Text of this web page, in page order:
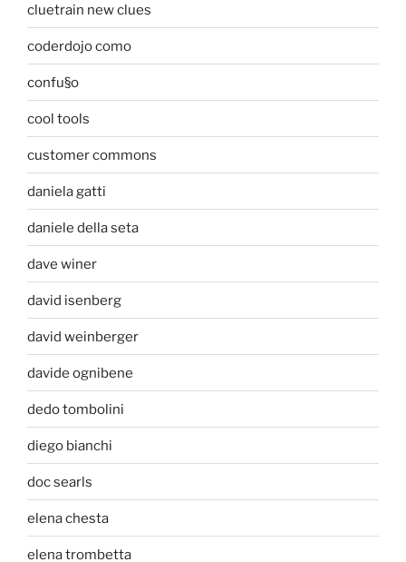
cluetrain new clues
coderdojo como
confu§o
cool tools
customer commons
daniela gatti
daniele della seta
dave winer
david isenberg
david weinberger
davide ognibene
dedo tombolini
diego bianchi
doc searls
elena chesta
elena trombetta